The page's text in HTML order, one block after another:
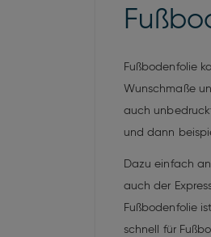
Fußbodenfolie
Wunschmaße
auch
und dann
Dazu einfach
auch der
Fußbodenfolie
schnell für